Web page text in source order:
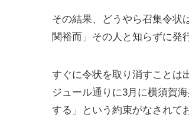
その結果、どうやら召集令状
関裕而」その人と知らずに発
すぐに令状を取り消すことは
ジュール通りに3月に横須賀
する」という約束がなされて